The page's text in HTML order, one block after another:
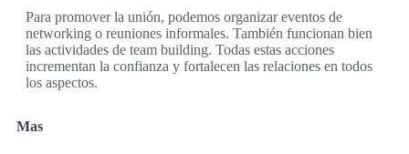
Para promover la unión, podemos organizar eventos de
networking o reuniones informales. También funcionan bien
las actividades de team building. Todas estas acciones
incrementan la confianza y fortalecen las relaciones en todos
los aspectos.
Mas